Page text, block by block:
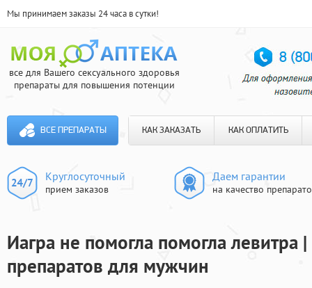
Мы принимаем заказы 24 часа в сутки!
все для Вашего сексуального здоровья
препараты для повышения потенции
ВСЕ ПРЕПАРАТЫ КАК ЗАКАЗАТЬ КАК ОПЛАТИТЬ
Круглосуточный
прием заказов
Даем гарантии
на качество
Иагра не помогла помогла левитра
препаратов для мужчин